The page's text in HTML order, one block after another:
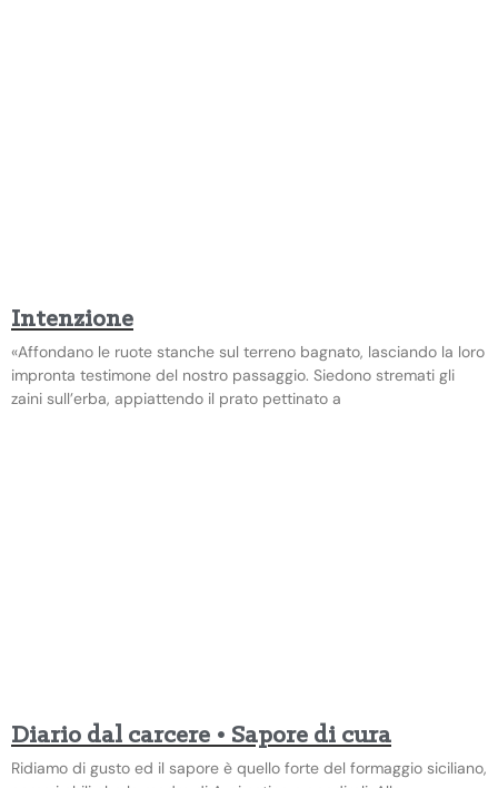
Intenzione
«Affondano le ruote stanche sul terreno bagnato, lasciando la loro
impronta testimone del nostro passaggio. Siedono stremati gli
zaini sull’erba, appiattendo il prato pettinato a
Diario dal carcere • Sapore di cura
Ridiamo di gusto ed il sapore è quello forte del formaggio siciliano,